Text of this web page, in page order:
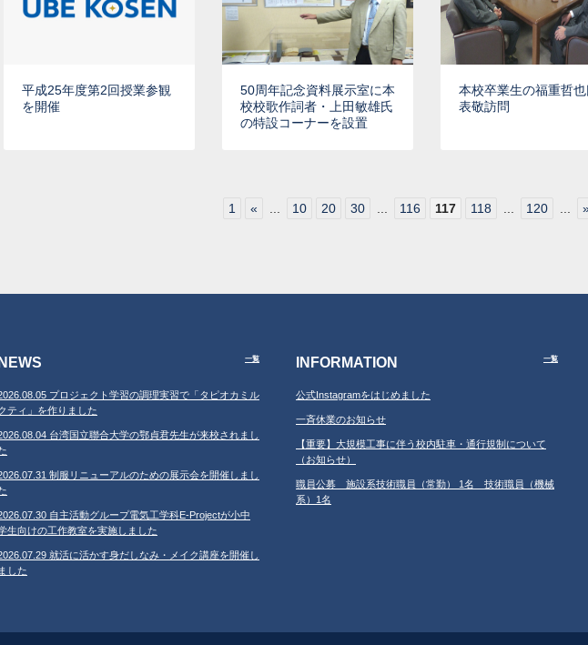
平成25年度第2回授業参観
を開催
50周年記念資料展示室に本
校校歌作詞者・上田敏雄氏
の特設コーナーを設置
本校卒業生の福重哲
表敬訪問
1 « 10 20 30 116 117 118 120
NEWS 一覧
プロジェクト学習の調理実習で「タピオカミル
ティ」を作りました
台湾国立聯合大学の鄂貞君先生が来校されまし
制服リニューアルのための展示会を開催しまし
自主活動グループ電気工学科E-Projectが小中
生向けの工作教室を実施しました
就活に活かす身だしなみ・メイク講座を開催し
ました
INFORMATION 一覧
公式Instagramをはじめました
一斉休業のお知らせ
【重要】大規模工事に伴う校内駐車・通行規制について
（お知らせ）
職員公募 施設系技術職員（常勤） 1名 技術職員（機械
系）1名